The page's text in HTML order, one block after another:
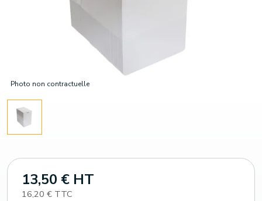
Photo non contractuelle
13,50 € HT
16,20 € TTC